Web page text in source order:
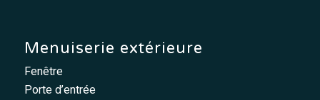
Menuiserie extérieure
Fenêtre
Porte d’entrée